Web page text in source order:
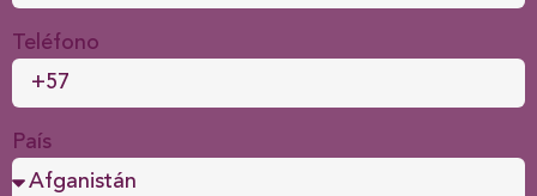
Teléfono
País